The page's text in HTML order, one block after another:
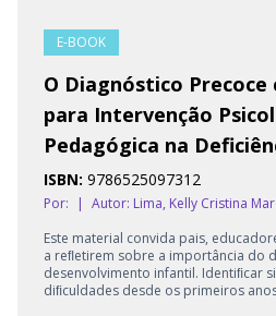
E-BOOK
O Diagnóstico Precoce
para Intervenção
Pedagógica na
ISBN: 9786525097312
Por: | Autor: Lima, Kelly Cristina
Este material convida pais,
a reﬂetirem sobre a importância do
desenvolvimento infantil. Identiﬁcar
diﬁculdades desde os primeiros